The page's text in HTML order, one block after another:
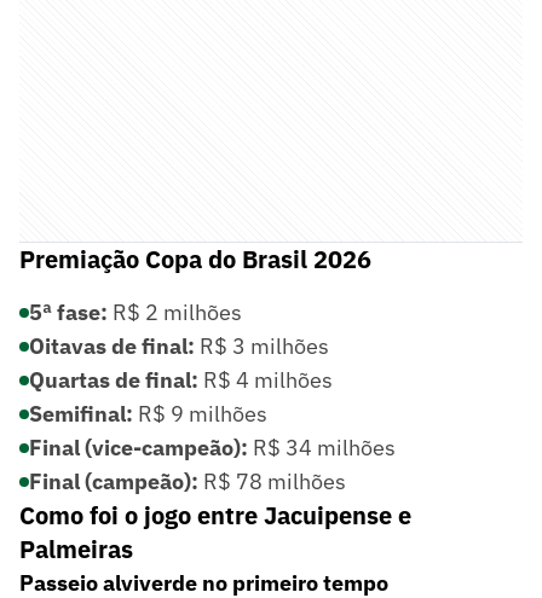
Premiação Copa do Brasil 2026
5ª fase: R$ 2 milhões
Oitavas de final: R$ 3 milhões
Quartas de final: R$ 4 milhões
Semifinal: R$ 9 milhões
Final (vice-campeão): R$ 34 milhões
Final (campeão): R$ 78 milhões
Como foi o jogo entre Jacuipense e
Palmeiras
Passeio alviverde no primeiro tempo